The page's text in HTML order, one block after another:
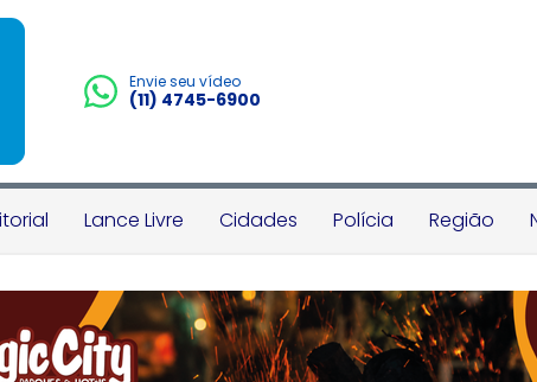
Envie seu vídeo
(11) 4745-6900
Lance Livre Cidades Polícia Região